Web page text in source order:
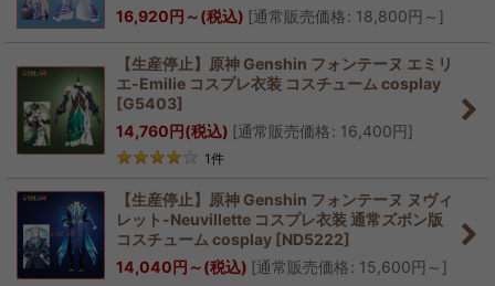
16,920円 ～(税込) [通常販売価格: 18,800円 ～ ]
【生産停止】原神 Genshin フォンテーヌ エミリ
エ-Emilie コスプレ衣装 コスチューム cosplay
[G5403]
14,760円(税込) [通常販売価格: 16,400円]
1件
【生産停止】原神 Genshin フォンテーヌ ヌヴィ
レット-Neuvillette コスプレ衣装 通常ズボン版
コスチューム cosplay [ND5222]
14,040円 ～(税込) [通常販売価格: 15,600円 ～ ]